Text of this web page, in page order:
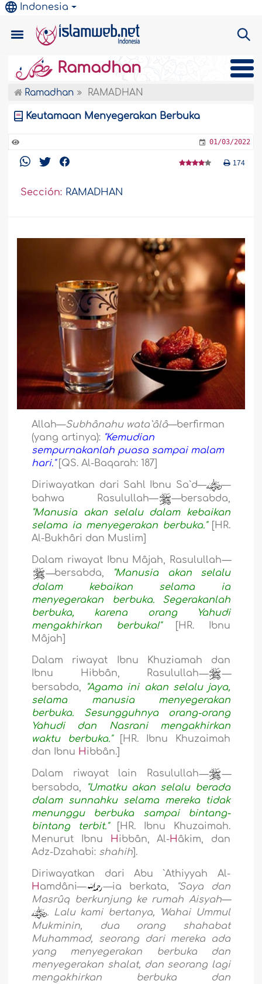
Indonesia
Ramadhan
Ramadhan RAMADHAN
Keutamaan Menyegerakan Berbuka
01/03/2022
174
Sección: RAMADHAN
Allah—Subhânahu wata`âlâ—berfirman
(yang artinya): "Kemudian
sempurnakanlah puasa sampai malam
hari."[QS. Al-Baqarah: 187]
Diriwayatkan dari Sahl Ibnu Sa`d—
—
bahwa Rasulullah—
—bersabda,
"Manusia akan selalu dalam kebaikan
selama ia menyegerakan berbuka."[HR.
Al-Bukhâri dan Muslim]
Dalam riwayat Ibnu Mâjah, Rasulullah—
—bersabda,
"Manusia akan selalu
dalam kebaikan selama ia
menyegerakan berbuka. Segerakanlah
berbuka, karena orang Yahudi
mengakhirkan berbuka!"[HR. Ibnu
Mâjah]
Dalam riwayat Ibnu Khuziamah dan
Ibnu Hibbân, Rasulullah—
—
bersabda,
"Agama ini akan selalu jaya,
selama manusia menyegerakan
berbuka. Sesungguhnya orang-orang
Yahudi dan Nasrani mengakhirkan
waktu berbuka."[HR. Ibnu Khuzaimah
dan Ibnu Hibbân.]
Dalam riwayat lain Rasulullah—
—
bersabda,
"Umatku akan selalu berada
dalam sunnahku selama mereka tidak
menunggu berbuka sampai bintang-
bintang terbit."[HR. Ibnu Khuzaimah.
Menurut Ibnu Hibbân, Al-Hâkim, dan
Adz-Dzahabi: shahih ].
Diriwayatkan dari Abu `Athiyyah Al-
Hamdâni— —ia berkata,
"Saya dan
Masrûq berkunjung ke rumah Aisyah—
. Lalu kami bertanya, 'Wahai Ummul
Mukminin, dua orang shahabat
Muhammad, seorang dari mereka ada
yang menyegerakan berbuka dan
menyegerakan shalat, dan seorang lagi
mengakhirkan berbuka dan